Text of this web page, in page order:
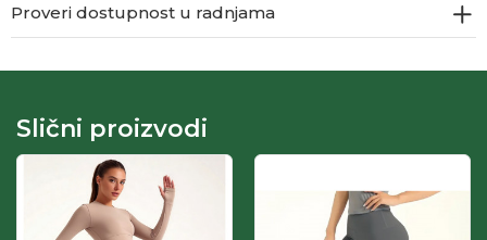
Proveri dostupnost u radnjama
Slični proizvodi